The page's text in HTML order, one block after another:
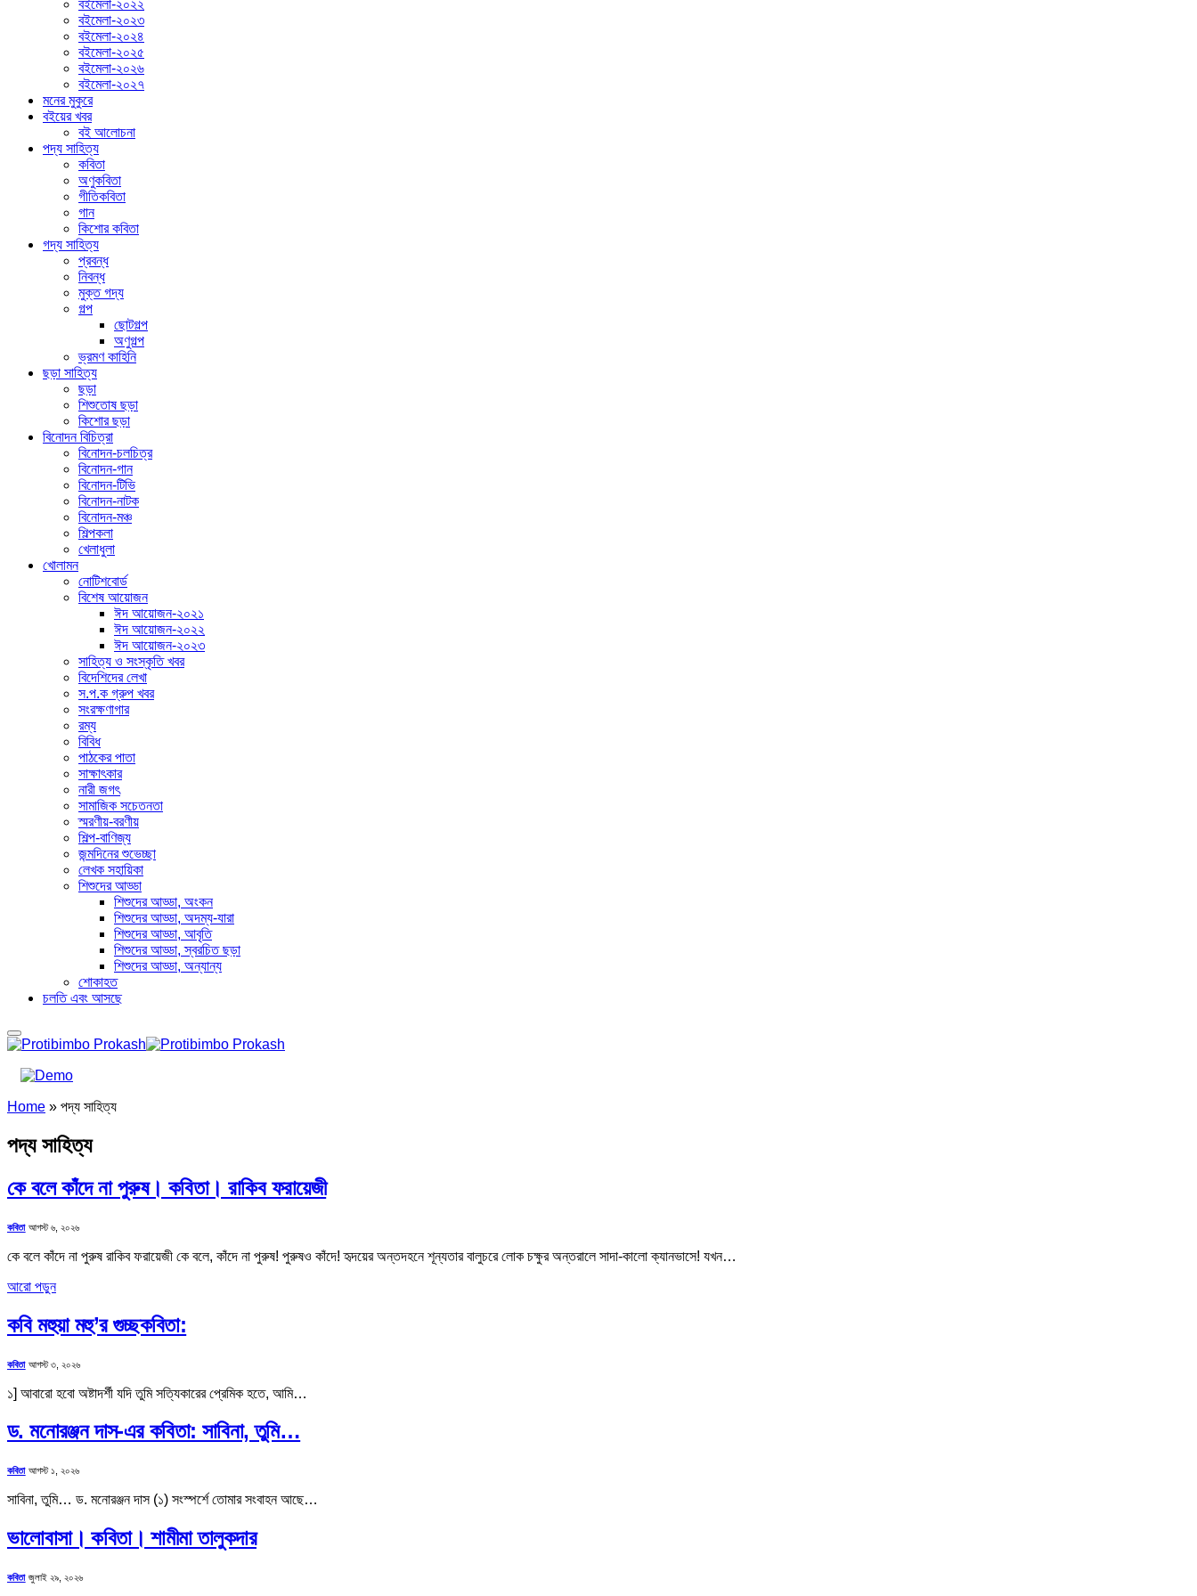
বইমেলা-২০২২
বইমেলা-২০২৩
বইমেলা-২০২৪
বইমেলা-২০২৫
বইমেলা-২০২৬
বইমেলা-২০২৭
মনের মুকুরে
বইয়ের খবর
বই আলোচনা
পদ্য সাহিত্য
কবিতা
অণুকবিতা
গীতিকবিতা
গান
কিশোর কবিতা
গদ্য সাহিত্য
প্রবন্ধ
নিবন্ধ
মুক্ত গদ্য
গল্প
ছোটগল্প
অণুগল্প
ভ্রমণ কাহিনি
ছড়া সাহিত্য
ছড়া
শিশুতোষ ছড়া
কিশোর ছড়া
বিনোদন বিচিত্রা
বিনোদন-চলচিত্র
বিনোদন-গান
বিনোদন-টিভি
বিনোদন-নাটক
বিনোদন-মঞ্চ
শিল্পকলা
খেলাধুলা
খোলামন
নোটিশবোর্ড
বিশেষ আয়োজন
ঈদ আয়োজন-২০২১
ঈদ আয়োজন-২০২২
ঈদ আয়োজন-২০২৩
সাহিত্য ও সংস্কৃতি খবর
বিদেশিদের লেখা
স.প.ক গ্রুপ খবর
সংরক্ষণাগার
রম্য
বিবিধ
পাঠকের পাতা
সাক্ষাৎকার
নারী জগৎ
সামাজিক সচেতনতা
স্মরণীয়-বরণীয়
শিল্প-বাণিজ্য
জন্মদিনের শুভেচ্ছা
লেখক সহায়িকা
শিশুদের আড্ডা
শিশুদের আড্ডা, অংকন
শিশুদের আড্ডা, অদম্য-যারা
শিশুদের আড্ডা, আবৃতি
শিশুদের আড্ডা, স্বরচিত ছড়া
শিশুদের আড্ডা, অন্যান্য
শোকাহত
চলতি এবং আসছে
Home » পদ্য সাহিত্য
পদ্য সাহিত্য
কে বলে কাঁদে না পুরুষ। কবিতা। রাকিব ফরায়েজী
কবিতা আগস্ট ৬, ২০২৬
কে বলে কাঁদে না পুরুষ রাকিব ফরায়েজী কে বলে, কাঁদে না পুরুষ! পুরুষও কাঁদে! হৃদয়ের অন্তদহনে শূন্যতার বালুচরে লোক চক্ষুর অন্তরালে সাদা-কালো ক্যানভাসে! যখন…
আরো পড়ুন
কবি মহুয়া মহু’র গুচ্ছকবিতা:
কবিতা আগস্ট ৩, ২০২৬
১] আবারো হবো অষ্টাদর্শী যদি তুমি সত্যিকারের প্রেমিক হতে, আমি…
ড. মনোরঞ্জন দাস-এর কবিতা: সাবিনা, তুমি…
কবিতা আগস্ট ১, ২০২৬
সাবিনা, তুমি… ড. মনোরঞ্জন দাস (১) সংস্পর্শে তোমার সংবাহন আছে…
ভালোবাসা। কবিতা। শামীমা তালুকদার
কবিতা জুলাই ২৯, ২০২৬